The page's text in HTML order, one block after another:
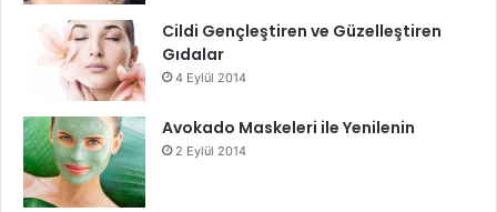
Cildi Gençleştiren ve Güzelleştiren
Gıdalar
4 Eylül 2014
Avokado Maskeleri ile Yenilenin
2 Eylül 2014